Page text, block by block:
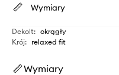
Wymiary
Dekolt: okrągły
Krój: relaxed fit
Wymiary